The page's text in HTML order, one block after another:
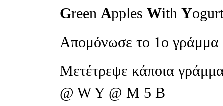
Green Apples With Y
Απομόνωσε το 1ο
Μετέτρεψε κάποια
@ W Y @ M 5 B